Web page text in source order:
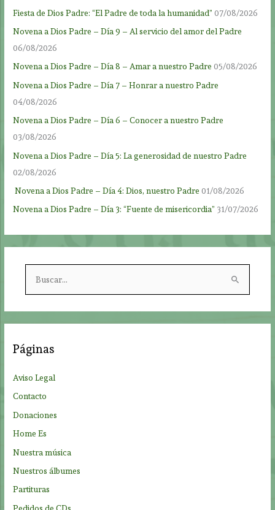
Fiesta de Dios Padre: “El Padre de toda la humanidad” 07/08/2026
Novena a Dios Padre – Día 9 – Al servicio del amor del Padre
06/08/2026
Novena a Dios Padre – Día 8 – Amar a nuestro Padre 05/08/2026
Novena a Dios Padre – Día 7 – Honrar a nuestro Padre
04/08/2026
Novena a Dios Padre – Día 6 – Conocer a nuestro Padre
03/08/2026
Novena a Dios Padre – Día 5: La generosidad de nuestro Padre
02/08/2026
Novena a Dios Padre – Día 4: Dios, nuestro Padre 01/08/2026
Novena a Dios Padre – Día 3: “Fuente de misericordia” 31/07/2026
c
r
:
Páginas
Aviso Legal
Contacto
Donaciones
Home Es
Nuestra música
Nuestros álbumes
Partituras